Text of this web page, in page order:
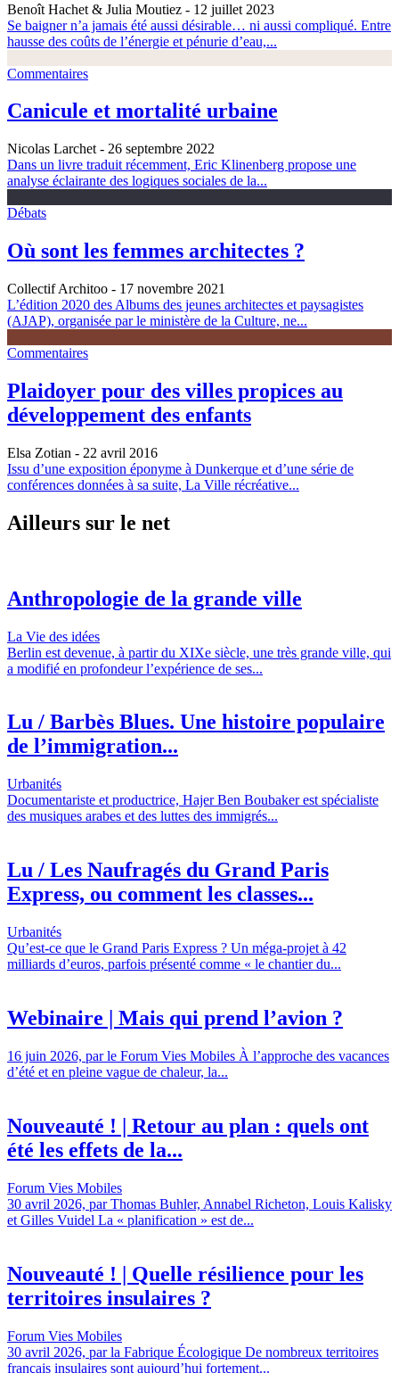
Benoît Hachet & Julia Moutiez - 12 juillet 2023
Se baigner n’a jamais été aussi désirable… ni aussi compliqué. Entre
hausse des coûts de l’énergie et pénurie d’eau,...
Commentaires
Canicule et mortalité urbaine
Nicolas Larchet - 26 septembre 2022
Dans un livre traduit récemment, Eric Klinenberg propose une
analyse éclairante des logiques sociales de la...
Débats
Où sont les femmes architectes ?
Collectif Architoo - 17 novembre 2021
L’édition 2020 des Albums des jeunes architectes et paysagistes
(AJAP), organisée par le ministère de la Culture, ne...
Commentaires
Plaidoyer pour des villes propices au
développement des enfants
Elsa Zotian - 22 avril 2016
Issu d’une exposition éponyme à Dunkerque et d’une série de
conférences données à sa suite, La Ville récréative...
Ailleurs sur le net
Anthropologie de la grande ville
La Vie des idées
Berlin est devenue, à partir du XIXe siècle, une très grande ville, qui
a modifié en profondeur l’expérience de ses...
Lu / Barbès Blues. Une histoire populaire
de l’immigration...
Urbanités
Documentariste et productrice, Hajer Ben Boubaker est spécialiste
des musiques arabes et des luttes des immigrés...
Lu / Les Naufragés du Grand Paris
Express, ou comment les classes...
Urbanités
Qu’est-ce que le Grand Paris Express ? Un méga-projet à 42
milliards d’euros, parfois présenté comme « le chantier du...
Webinaire | Mais qui prend l’avion ?
16 juin 2026, par le Forum Vies Mobiles À l’approche des vacances
d’été et en pleine vague de chaleur, la...
Nouveauté ! | Retour au plan : quels ont
été les effets de la...
Forum Vies Mobiles
30 avril 2026, par Thomas Buhler, Annabel Richeton, Louis Kalisky
et Gilles Vuidel La « planification » est de...
Nouveauté ! | Quelle résilience pour les
territoires insulaires ?
Forum Vies Mobiles
30 avril 2026, par la Fabrique Écologique De nombreux territoires
français insulaires sont aujourd’hui fortement...